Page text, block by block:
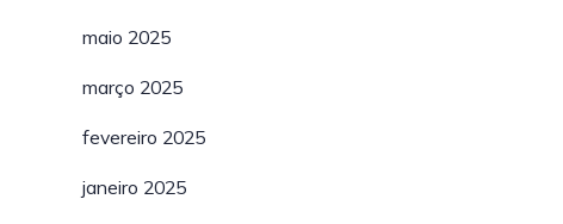
maio 2025
março 2025
fevereiro 2025
janeiro 2025